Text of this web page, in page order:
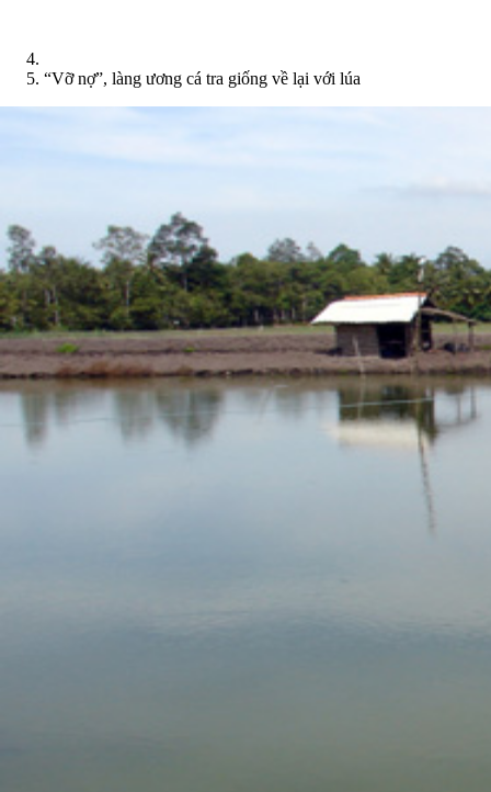
“Vỡ nợ”, làng ương cá tra giống về lại với lúa